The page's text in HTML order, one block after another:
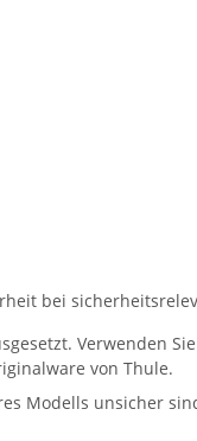
bei
Verwenden
von Thule.
Modells unsicher